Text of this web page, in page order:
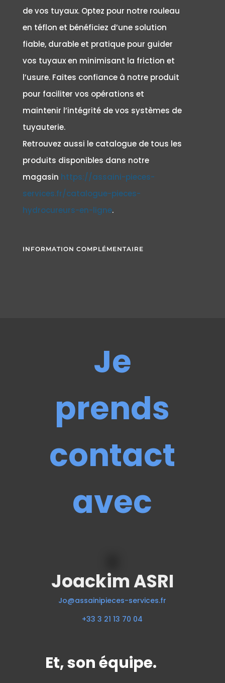
de vos tuyaux. Optez pour notre rouleau
en téflon et bénéficiez d’une solution
fiable, durable et pratique pour guider
vos tuyaux en minimisant la friction et
l’usure. Faites confiance à notre produit
pour faciliter vos opérations et
maintenir l’intégrité de vos systèmes de
tuyauterie.
Retrouvez aussi le catalogue de tous les
produits disponibles dans notre
magasin https://assaini-pieces-
services.fr/catalogue-pieces-
hydrocureurs-en-ligne.
INFORMATION COMPLÉMENTAIRE
Je
prends
contact
avec
Joackim ASRI
Jo@assainipieces-services.fr
+33 3 21 13 70 04
Et, son équipe.